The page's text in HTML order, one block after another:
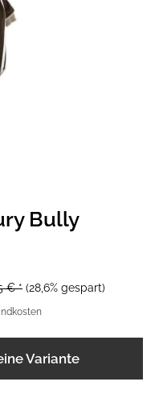
Bully
€ * (28,6% gespart)
Variante